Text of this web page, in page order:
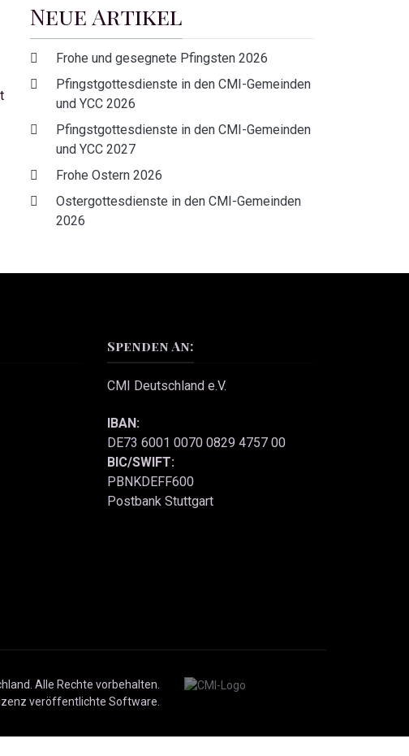
Neue Artikel
Frohe und gesegnete Pfingsten 2026
Pfingstgottesdienste in den CMI-Gemeinden
und YCC 2026
Pfingstgottesdienste in den CMI-Gemeinden
und YCC 2027
Frohe Ostern 2026
Ostergottesdienste in den CMI-Gemeinden
2026
Spenden An:
CMI Deutschland e.V.
IBAN:
DE73 6001 0070 0829 4757 00
BIC/SWIFT:
PBNKDEFF600
Postbank Stuttgart
Alle Rechte vorbehalten.
veröffentlichte Software.